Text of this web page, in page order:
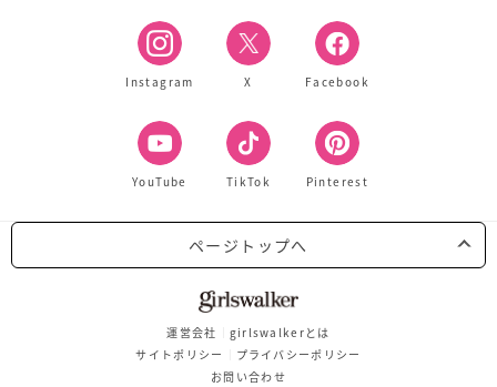
Instagram X Facebook
YouTube TikTok Pinterest
ページトップへ
運営会社
girlswalkerとは
サイトポリシー
プライバシーポリシー
お問い合わせ